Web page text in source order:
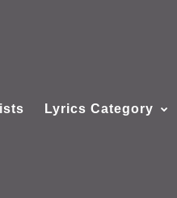
Lyrics Category